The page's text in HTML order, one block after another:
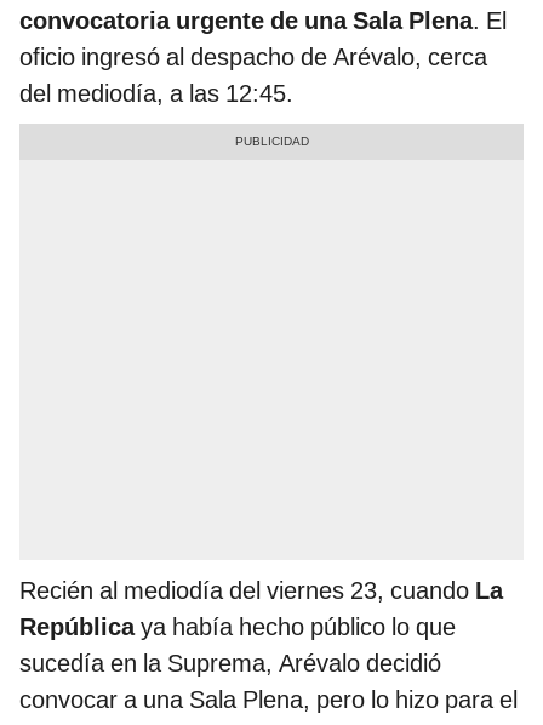
convocatoria urgente de una Sala Plena. El
oficio ingresó al despacho de Arévalo, cerca
del mediodía, a las 12:45.
Recién al mediodía del viernes 23, cuando La
Repúblicaya había hecho público lo que
sucedía en la Suprema, Arévalo decidió
convocar a una Sala Plena, pero lo hizo para el